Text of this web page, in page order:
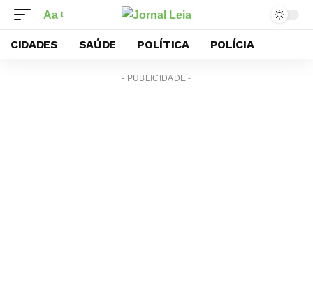
Aa
CIDADES SAÚDE POLÍTICA POLÍCIA
- PUBLICIDADE -